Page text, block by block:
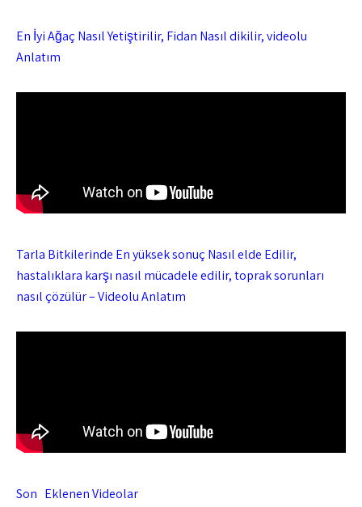
En İyi Ağaç Nasıl Yetiştirilir, Fidan Nasıl dikilir, videolu
Anlatım
Tarla Bitkilerinde En yüksek sonuç Nasıl elde Edilir,
hastalıklara karşı nasıl mücadele edilir, toprak sorunları
nasıl çözülür – Videolu Anlatım
Son Eklenen Videolar